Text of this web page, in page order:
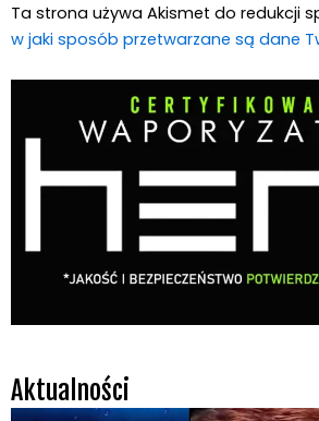
Ta strona używa Akismet do redukcji
w jaki sposób przetwarzane są dane
Aktualności